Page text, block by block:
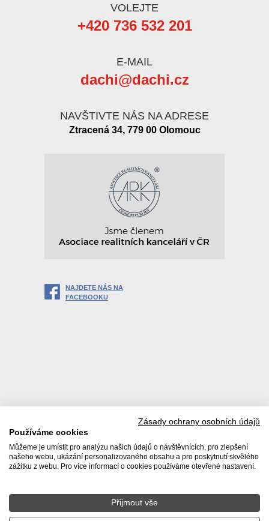
VOLEJTE
+420 736 532 201
E-MAIL
dachi@dachi.cz
NAVŠTIVTE NÁS NA ADRESE
Ztracená 34, 779 00 Olomouc
NAJDETE NÁS NA
FACEBOOKU
© 2026 Realitní kancelář DACHI s. r. o. |
Zásady ochrany osobních údajů
Používáme cookies
Můžeme je umístit pro analýzu našich údajů o návštěvnících, pro zlepšení
našeho webu, ukázání personalizovaného obsahu a pro poskytnutí skvělého
zážitku z webu. Pro více informací o cookies používáme otevřené nastavení.
Přijmout vše